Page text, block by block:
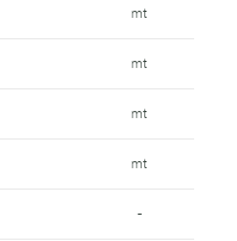
mt
mt
mt
mt
-